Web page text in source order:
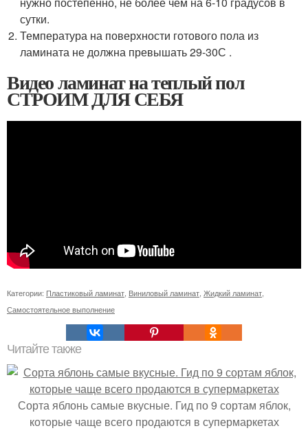
сутки.
Температура на поверхности готового пола из
ламината не должна превышать 29-30С .
Видео ламинат на теплый пол
СТРОИМ ДЛЯ СЕБЯ
Категории: Пластиковый ламинат Виниловый ламинат Жидкий ламинат
Самостоятельное выполнение
Читайте также
Сорта яблонь самые вкусные. Гид по 9 сортам яблок,
которые чаще всего продаются в супермаркетах